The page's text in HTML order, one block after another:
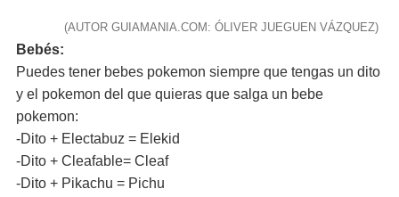
(AUTOR GUIAMANIA.COM: ÓLIVER JUEGUEN VÁZQUEZ)
Bebés:
Puedes tener bebes pokemon siempre que tengas un dito
y el pokemon del que quieras que salga un bebe
pokemon:
-Dito + Electabuz = Elekid
-Dito + Cleafable= Cleaf
-Dito + Pikachu = Pichu